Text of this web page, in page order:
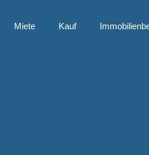
Startseite Miete
Miete Kauf